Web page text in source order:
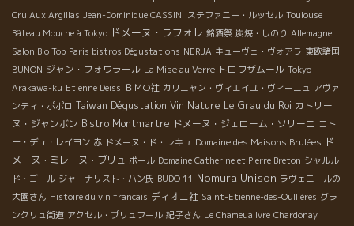
Cru Aux Argillas Jean-Dominique CASSINI ステファニー・ルッセル Toulouse
Bâteau Mouche à Tokyo ドメーヌ・ラフォレ 銘酒祭 炭焼・しのり Allemagne
Salon Bio Top Paris bistros Dégustations NERJA キューヴェ・ヴォアラ 東欧諸国
BUNON ジャン・フォワラール La Mise au Verre トロワザムール Tokyo
Arakawa-ku Etienne Deiss ＢＭО社 カリニャン・ヴィエイユ・ヴィーニュ アヴァ
ンティ・ポポロ Taiwan Dégustation Vin Nature Le Grau du Roi カトリー
ヌ・ジャンボン Bistro Montmartre ドメーヌ・ジェローム・ソリーニ コト
ー・デュ・レイヨン 赤 ドメーヌ・ド・レキュ Domaine des Maisons Brulées ド
メーヌ・ミレーヌ・ブリュ ポール Domaine Catherine et Pierre Breton シャルル
ド・ゴール ジャーナリスト・ハン氏 BUDO 11 Nomura Unison ラヴェニールの
大園さん Histoire du vin francais ディオニ社 Saint-Etienne-des-Oullières グラ
ンクリュ街道 アクセル・プリュフール 紀子さん Le Chameua Ivre Chardonay